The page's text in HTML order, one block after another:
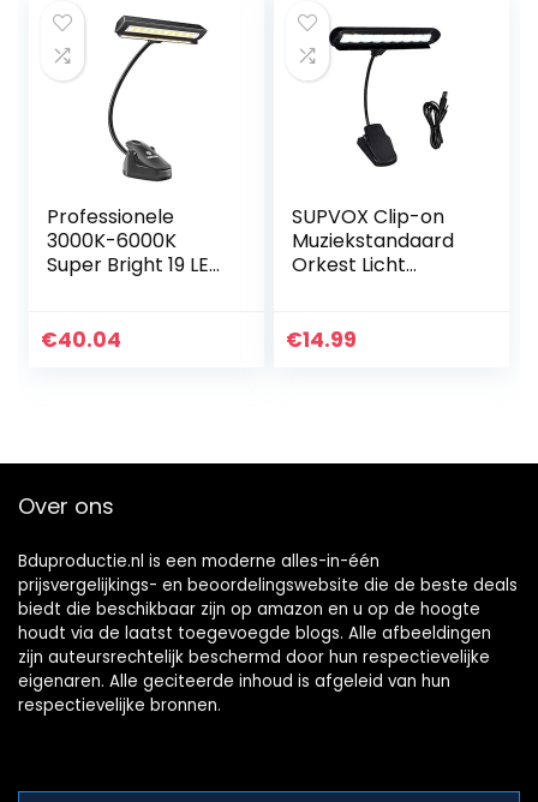
Lamp…
Professionele
3000K-6000K
Super Bright 19 LED
Piano Lights, 9
€40.04
SUPVOX Clip-on
Muziekstandaard
Orkest Licht
Bureaulamp 9
€14.99
Over ons
Bduproductie.nl is een moderne alles-in-één
prijsvergelijkings- en beoordelingswebsite die de beste deals
biedt die beschikbaar zijn op amazon en u op de hoogte
houdt via de laatst toegevoegde blogs. Alle afbeeldingen
zijn auteursrechtelijk beschermd door hun respectievelijke
eigenaren. Alle geciteerde inhoud is afgeleid van hun
respectievelijke bronnen.